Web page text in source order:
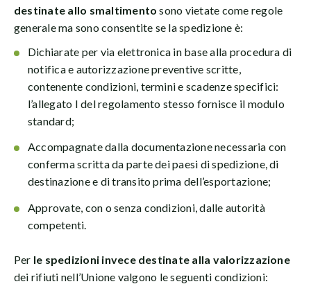
destinate allo smaltimento sono vietate come regole
generale ma sono consentite se la spedizione è:
Dichiarate per via elettronica in base alla procedura di
notifica e autorizzazione preventive scritte,
contenente condizioni, termini e scadenze specifici:
l’allegato I del regolamento stesso fornisce il modulo
standard;
Accompagnate dalla documentazione necessaria con
conferma scritta da parte dei paesi di spedizione, di
destinazione e di transito prima dell’esportazione;
Approvate, con o senza condizioni, dalle autorità
competenti.
Per le spedizioni invece destinate alla valorizzazione
dei rifiuti nell’Unione valgono le seguenti condizioni: